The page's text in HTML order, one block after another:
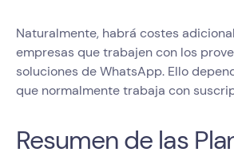
Naturalmente, habrá costes
empresas que trabajen con los
soluciones de WhatsApp. Ello
que normalmente trabaja con
Resumen de las